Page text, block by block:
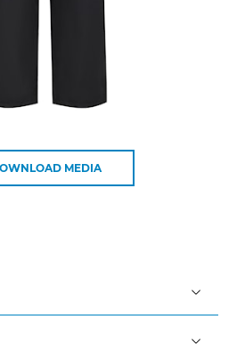
MEDIA
170 g/m²